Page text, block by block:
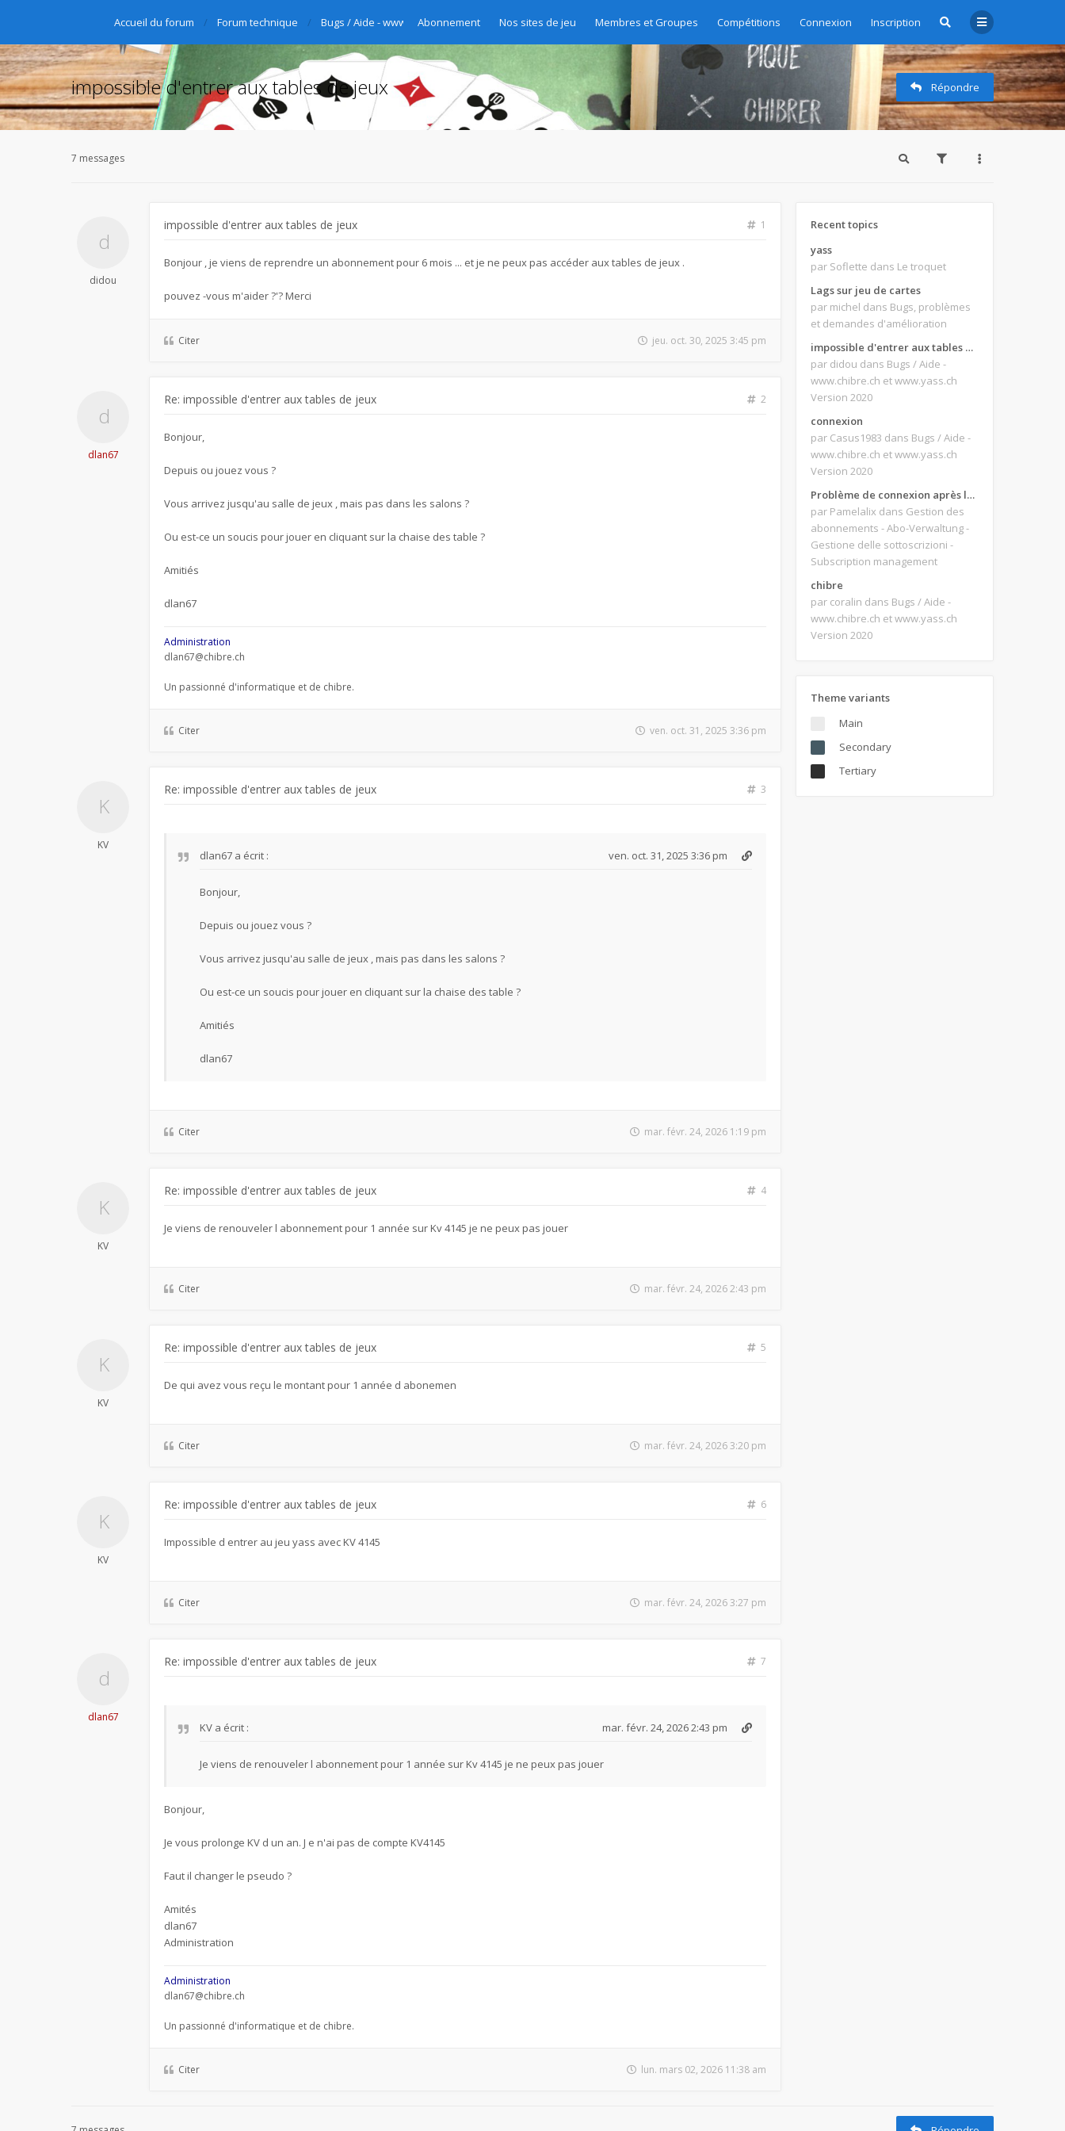
Abonnement Nos sites de jeu Membres et Groupes Compétitions Connexion Inscription
Accueil du forum Forum technique Bugs / Aide - www.chibre.ch et www.yass.ch Version 2020
impossible d'entrer aux tables de jeux Répondre
7 messages
didou
impossible d'entrer aux tables de jeux 1
Bonjour , je viens de reprendre un abonnement pour 6 mois ... et je ne peux pas accéder aux tables de jeux .
pouvez -vous m'aider ?'? Merci
Citer jeu. oct. 30, 2025 3:45 pm
dlan67
Re: impossible d'entrer aux tables de jeux 2
Bonjour,
Depuis ou jouez vous ?
Vous arrivez jusqu'au salle de jeux , mais pas dans les salons ?
Ou est-ce un soucis pour jouer en cliquant sur la chaise des table ?
Amitiés
dlan67
Administration
dlan67@chibre.ch
Un passionné d'informatique et de chibre.
Citer ven. oct. 31, 2025 3:36 pm
KV
Re: impossible d'entrer aux tables de jeux 3
dlan67 a écrit : ven. oct. 31, 2025 3:36 pm
Bonjour,
Depuis ou jouez vous ?
Vous arrivez jusqu'au salle de jeux , mais pas dans les salons ?
Ou est-ce un soucis pour jouer en cliquant sur la chaise des table ?
Amitiés
dlan67
Citer mar. févr. 24, 2026 1:19 pm
KV
Re: impossible d'entrer aux tables de jeux 4
Je viens de renouveler l abonnement pour 1 année sur Kv 4145 je ne peux pas jouer
Citer mar. févr. 24, 2026 2:43 pm
KV
Re: impossible d'entrer aux tables de jeux 5
De qui avez vous reçu le montant pour 1 année d abonemen
Citer mar. févr. 24, 2026 3:20 pm
KV
Re: impossible d'entrer aux tables de jeux 6
Impossible d entrer au jeu yass avec KV 4145
Citer mar. févr. 24, 2026 3:27 pm
dlan67
Re: impossible d'entrer aux tables de jeux 7
KV a écrit : mar. févr. 24, 2026 2:43 pm
Je viens de renouveler l abonnement pour 1 année sur Kv 4145 je ne peux pas jouer
Bonjour,
Je vous prolonge KV d un an. J e n'ai pas de compte KV4145
Faut il changer le pseudo ?
Amités
dlan67
Administration
Administration
dlan67@chibre.ch
Un passionné d'informatique et de chibre.
Citer lun. mars 02, 2026 11:38 am
Recent topics
yass
par Soflette dans Le troquet
Lags sur jeu de cartes
par michel dans Bugs, problèmes
et demandes d'amélioration
impossible d'entrer aux tables de jeux
par didou dans Bugs / Aide -
www.chibre.ch et www.yass.ch
Version 2020
connexion
par Casus1983 dans Bugs / Aide -
www.chibre.ch et www.yass.ch
Version 2020
Problème de connexion après le changement d'adresse e-mail.
par Pamelalix dans Gestion des
abonnements - Abo-Verwaltung -
Gestione delle sottoscrizioni -
Subscription management
chibre
par coralin dans Bugs / Aide -
www.chibre.ch et www.yass.ch
Version 2020
Theme variants
Main
Secondary
Tertiary